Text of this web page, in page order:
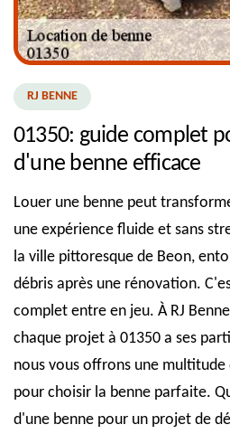
RJ BENNE
01350: guide complet
d'une benne efficace
Louer une benne peut
une expérience fluide et sans
la ville pittoresque de Beon,
débris après une rénovation.
complet entre en jeu. À RJ
chaque projet à 01350 a ses
nous vous offrons une multitude
pour choisir la benne parfaite.
d'une benne pour un projet de